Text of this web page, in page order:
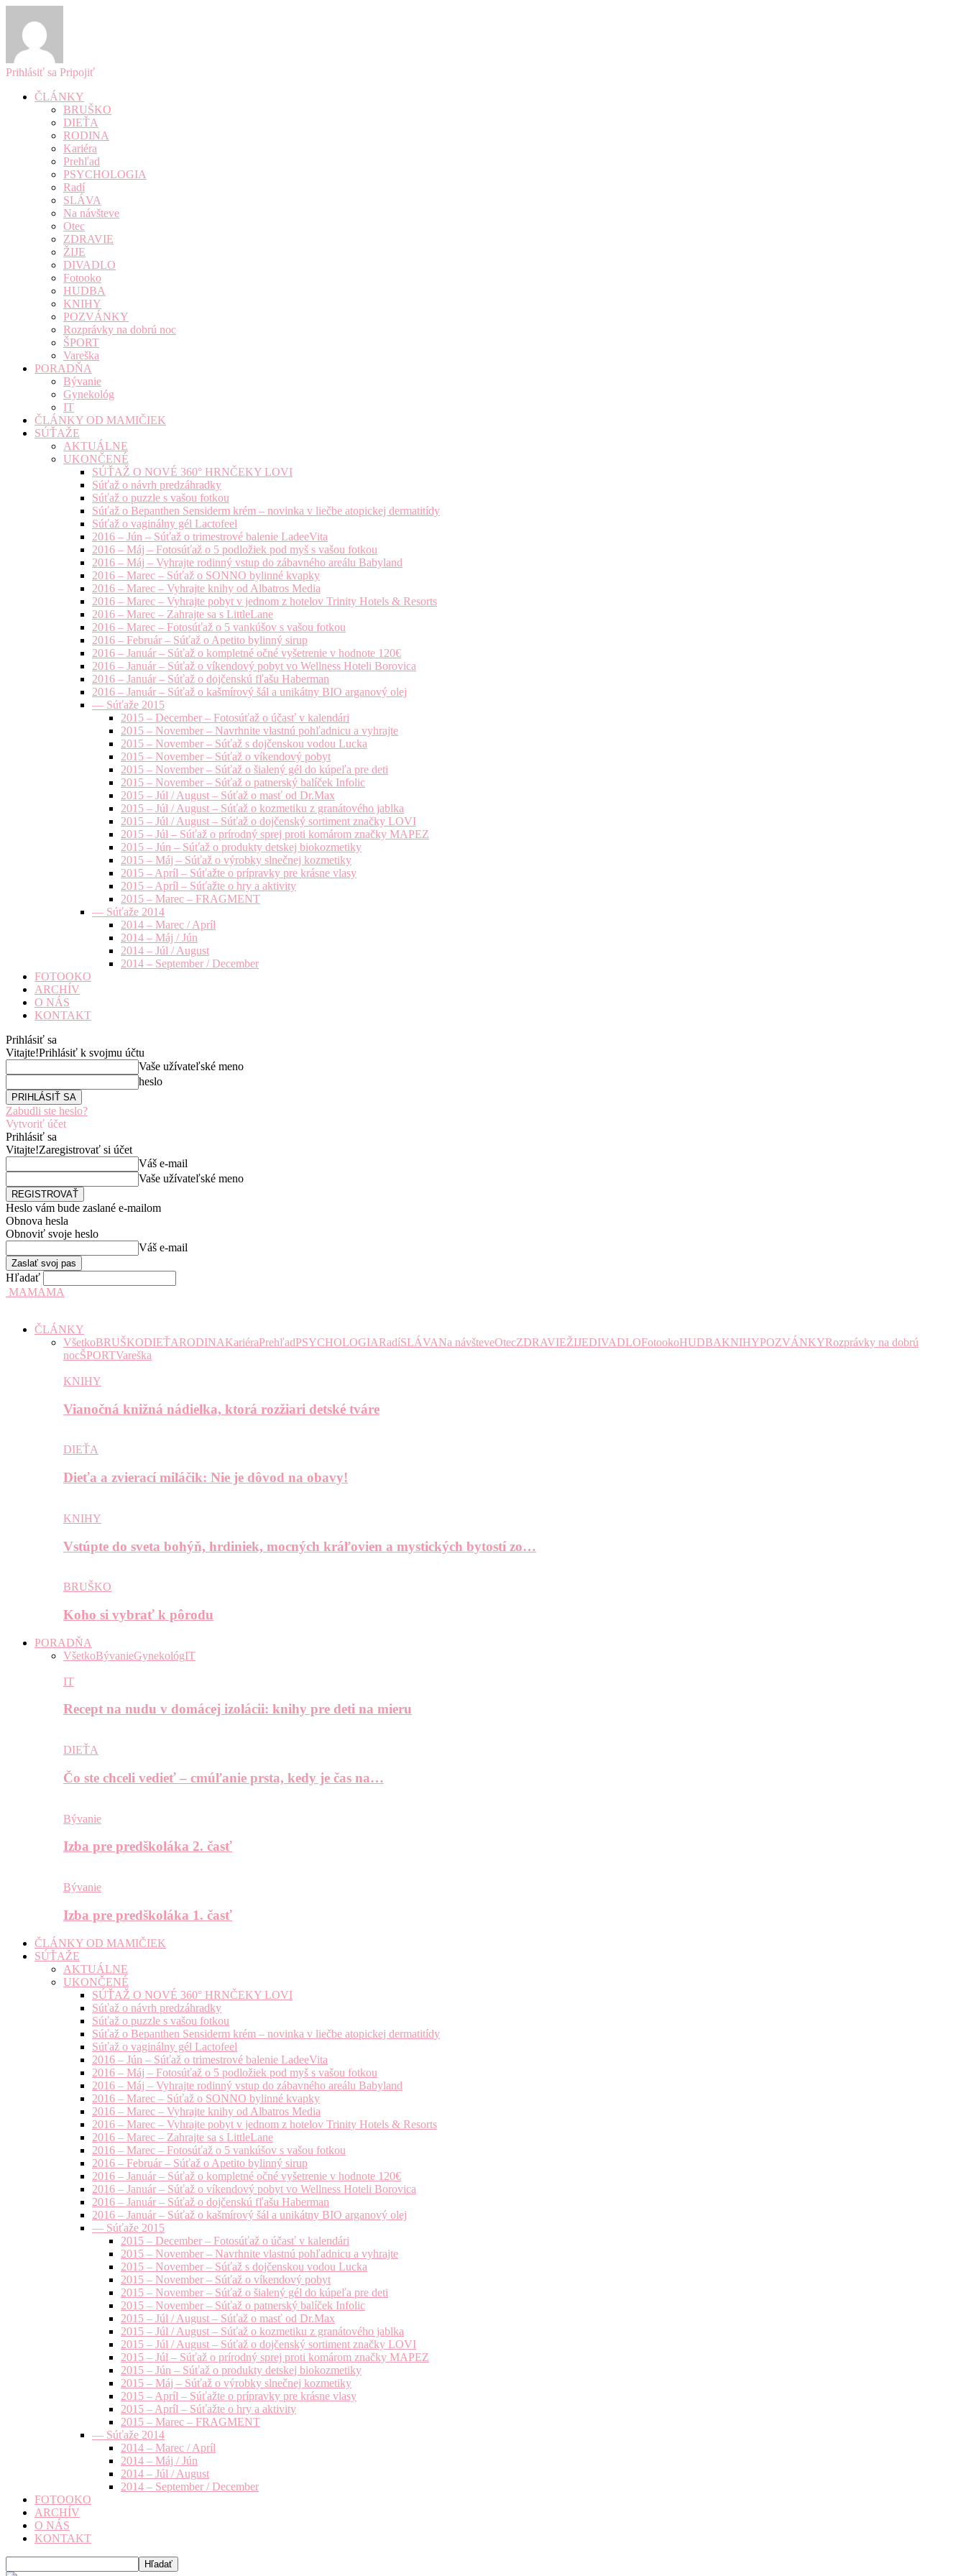
Prihlásiť sa Pripojiť
ČLÁNKY
BRUŠKO
DIEŤA
RODINA
Kariéra
Prehľad
PSYCHOLOGIA
Radí
SLÁVA
Na návšteve
Otec
ZDRAVIE
ŽIJE
DIVADLO
Fotooko
HUDBA
KNIHY
POZVÁNKY
Rozprávky na dobrú noc
ŠPORT
Vareška
PORADŇA
Bývanie
Gynekológ
IT
ČLÁNKY OD MAMIČIEK
SÚŤAŽE
AKTUÁLNE
UKONČENÉ
SÚŤAŽ O NOVÉ 360° HRNČEKY LOVI
Súťaž o návrh predzáhradky
Súťaž o puzzle s vašou fotkou
Súťaž o Bepanthen Sensiderm krém – novinka v liečbe atopickej dermatitídy
Súťaž o vaginálny gél Lactofeel
2016 – Jún – Súťaž o trimestrové balenie LadeeVita
2016 – Máj – Fotosúťaž o 5 podložiek pod myš s vašou fotkou
2016 – Máj – Vyhrajte rodinný vstup do zábavného areálu Babyland
2016 – Marec – Súťaž o SONNO bylinné kvapky
2016 – Marec – Vyhrajte knihy od Albatros Media
2016 – Marec – Vyhrajte pobyt v jednom z hotelov Trinity Hotels & Resorts
2016 – Marec – Zahrajte sa s LittleLane
2016 – Marec – Fotosúťaž o 5 vankúšov s vašou fotkou
2016 – Február – Súťaž o Apetito bylinný sirup
2016 – Január – Súťaž o kompletné očné vyšetrenie v hodnote 120€
2016 – Január – Súťaž o víkendový pobyt vo Wellness Hoteli Borovica
2016 – Január – Súťaž o dojčenskú fľašu Haberman
2016 – Január – Súťaž o kašmírový šál a unikátny BIO arganový olej
— Súťaže 2015
2015 – December – Fotosúťaž o účasť v kalendári
2015 – November – Navrhnite vlastnú pohľadnicu a vyhrajte
2015 – November – Súťaž s dojčenskou vodou Lucka
2015 – November – Súťaž o víkendový pobyt
2015 – November – Súťaž o šialený gél do kúpeľa pre deti
2015 – November – Súťaž o patnerský balíček Infolic
2015 – Júl / August – Súťaž o masť od Dr.Max
2015 – Júl / August – Súťaž o kozmetiku z granátového jablka
2015 – Júl / August – Súťaž o dojčenský sortiment značky LOVI
2015 – Júl – Súťaž o prírodný sprej proti komárom značky MAPEZ
2015 – Jún – Súťaž o produkty detskej biokozmetiky
2015 – Máj – Súťaž o výrobky slnečnej kozmetiky
2015 – Apríl – Súťažte o prípravky pre krásne vlasy
2015 – Apríl – Súťažte o hry a aktivity
2015 – Marec – FRAGMENT
— Súťaže 2014
2014 – Marec / Apríl
2014 – Máj / Jún
2014 – Júl / August
2014 – September / December
FOTOOKO
ARCHÍV
O NÁS
KONTAKT
Prihlásiť sa
Vitajte!Prihlásiť k svojmu účtu
Vaše užívateľské meno
heslo
Zabudli ste heslo?
Vytvoriť účet
Prihlásiť sa
Vitajte!Zaregistrovať si účet
Váš e-mail
Vaše užívateľské meno
Heslo vám bude zaslané e-mailom
Obnova hesla
Obnoviť svoje heslo
Váš e-mail
Hľadať
MAMAMA
ČLÁNKY
VšetkoBRUŠKODIEŤARODINAKariéraPrehľadPSYCHOLOGIARadíSLÁVANa návšteveOtecZDRAVIEŽIJEDIVADLOFotookoHUDBAKNIHYPOZVÁNKYRozprávky na dobrú
nocŠPORTVareška
KNIHY
Vianočná knižná nádielka, ktorá rozžiari detské tváre
DIEŤA
Dieťa a zvierací miláčik: Nie je dôvod na obavy!
KNIHY
Vstúpte do sveta bohýň, hrdiniek, mocných kráľovien a mystických bytostí zo…
BRUŠKO
Koho si vybrať k pôrodu
PORADŇA
VšetkoBývanieGynekológIT
IT
Recept na nudu v domácej izolácii: knihy pre deti na mieru
DIEŤA
Čo ste chceli vedieť – cmúľanie prsta, kedy je čas na…
Bývanie
Izba pre predškoláka 2. časť
Bývanie
Izba pre predškoláka 1. časť
ČLÁNKY OD MAMIČIEK
SÚŤAŽE
AKTUÁLNE
UKONČENÉ
SÚŤAŽ O NOVÉ 360° HRNČEKY LOVI
Súťaž o návrh predzáhradky
Súťaž o puzzle s vašou fotkou
Súťaž o Bepanthen Sensiderm krém – novinka v liečbe atopickej dermatitídy
Súťaž o vaginálny gél Lactofeel
2016 – Jún – Súťaž o trimestrové balenie LadeeVita
2016 – Máj – Fotosúťaž o 5 podložiek pod myš s vašou fotkou
2016 – Máj – Vyhrajte rodinný vstup do zábavného areálu Babyland
2016 – Marec – Súťaž o SONNO bylinné kvapky
2016 – Marec – Vyhrajte knihy od Albatros Media
2016 – Marec – Vyhrajte pobyt v jednom z hotelov Trinity Hotels & Resorts
2016 – Marec – Zahrajte sa s LittleLane
2016 – Marec – Fotosúťaž o 5 vankúšov s vašou fotkou
2016 – Február – Súťaž o Apetito bylinný sirup
2016 – Január – Súťaž o kompletné očné vyšetrenie v hodnote 120€
2016 – Január – Súťaž o víkendový pobyt vo Wellness Hoteli Borovica
2016 – Január – Súťaž o dojčenskú fľašu Haberman
2016 – Január – Súťaž o kašmírový šál a unikátny BIO arganový olej
— Súťaže 2015
2015 – December – Fotosúťaž o účasť v kalendári
2015 – November – Navrhnite vlastnú pohľadnicu a vyhrajte
2015 – November – Súťaž s dojčenskou vodou Lucka
2015 – November – Súťaž o víkendový pobyt
2015 – November – Súťaž o šialený gél do kúpeľa pre deti
2015 – November – Súťaž o patnerský balíček Infolic
2015 – Júl / August – Súťaž o masť od Dr.Max
2015 – Júl / August – Súťaž o kozmetiku z granátového jablka
2015 – Júl / August – Súťaž o dojčenský sortiment značky LOVI
2015 – Júl – Súťaž o prírodný sprej proti komárom značky MAPEZ
2015 – Jún – Súťaž o produkty detskej biokozmetiky
2015 – Máj – Súťaž o výrobky slnečnej kozmetiky
2015 – Apríl – Súťažte o prípravky pre krásne vlasy
2015 – Apríl – Súťažte o hry a aktivity
2015 – Marec – FRAGMENT
— Súťaže 2014
2014 – Marec / Apríl
2014 – Máj / Jún
2014 – Júl / August
2014 – September / December
FOTOOKO
ARCHÍV
O NÁS
KONTAKT